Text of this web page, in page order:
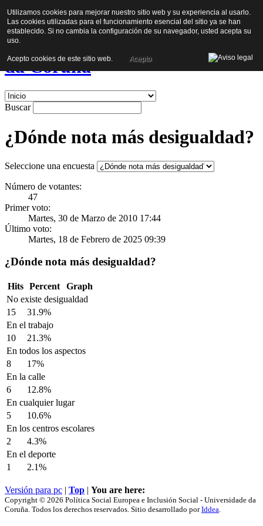
Política Social Europea e
Inclusión Social - Universidade
da Coruña
Buscar
¿Dónde nota más desigualdad?
Seleccione una encuesta
Número de votantes:
47
Primer voto:
Martes, 30 de Marzo de 2010 17:44
Último voto:
Martes, 18 de Febrero de 2025 09:39
¿Dónde nota más desigualdad?
Hits Percent
Graph
No existe desigualdad
15
31.9%
En el trabajo
10
21.3%
En todos los aspectos
8
17%
En la calle
6
12.8%
En cualquier lugar
5
10.6%
En los centros escolares
2
4.3%
En el deporte
1
2.1%
Versión para pc | Top | You are here:
Copyright © 2026 Política Social Europea e Inclusión Social - Universidade da
Coruña. Todos los derechos reservados. Sitio desarrollado porIddea.
Utilizamos cookies para mejorar nuestro sitio web y su experiencia al usarlo.
Las cookies utilizadas para el funcionamiento esencial del sitio ya se han
establecido. Si no cambia la configuración de su navegador, usted acepta su
uso.
Acepto cookies de este sitio web. Acepto